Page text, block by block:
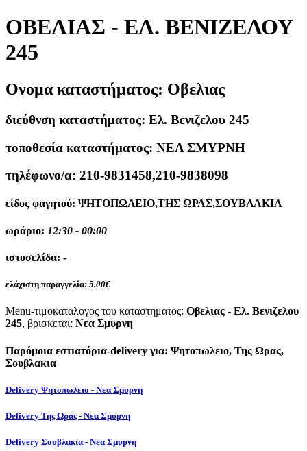
ΟΒΕΛΙΑΣ - ΕΛ. ΒΕΝΙΖΕΛΟΥ
245
Ονομα καταστήματος: Οβελιας
διεύθνση καταστήματος: Ελ. Βενιζελου 245
τοποθεσία καταστήματος: ΝΕΑ ΣΜΥΡΝΗ
τηλέφωνο/α: 210-9831458,210-9838098
είδος φαγητού: ΨΗΤΟΠΩΛΕΙΟ,ΤΗΣ ΩΡΑΣ,ΣΟΥΒΛΑΚΙΑ
ωράριο: 12:30 - 00:00
ιστοσελίδα: -
ελάχιστη παραγγελία: 5.00€
Menu-τιμοκαταλογος του καταστηματος: Οβελιας - Ελ. Βενιζελου
245, βρισκεται: Νεα Σμυρνη
Παρόμοια εστιατόρια-delivery για: Ψητοπωλειο, Της Ωρας,
Σουβλακια
Delivery Ψητοπωλειο - Νεα Σμυρνη
Delivery Της Ωρας - Νεα Σμυρνη
Delivery Σουβλακια - Νεα Σμυρνη